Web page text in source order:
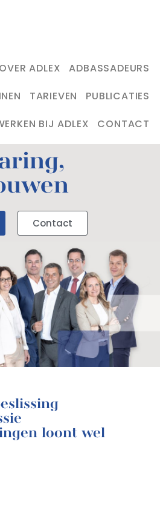
OVER ADLEX
ADBASSADEURS
TARIEVEN
PUBLICATIES
BIJ ADLEX
CONTACT
Contact
loont wel